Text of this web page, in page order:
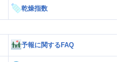
乾燥指数
予報に関するFAQ